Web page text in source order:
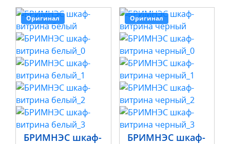
Оригинал
БРИМНЭС шкаф-
Оригинал
БРИМНЭС шкаф-